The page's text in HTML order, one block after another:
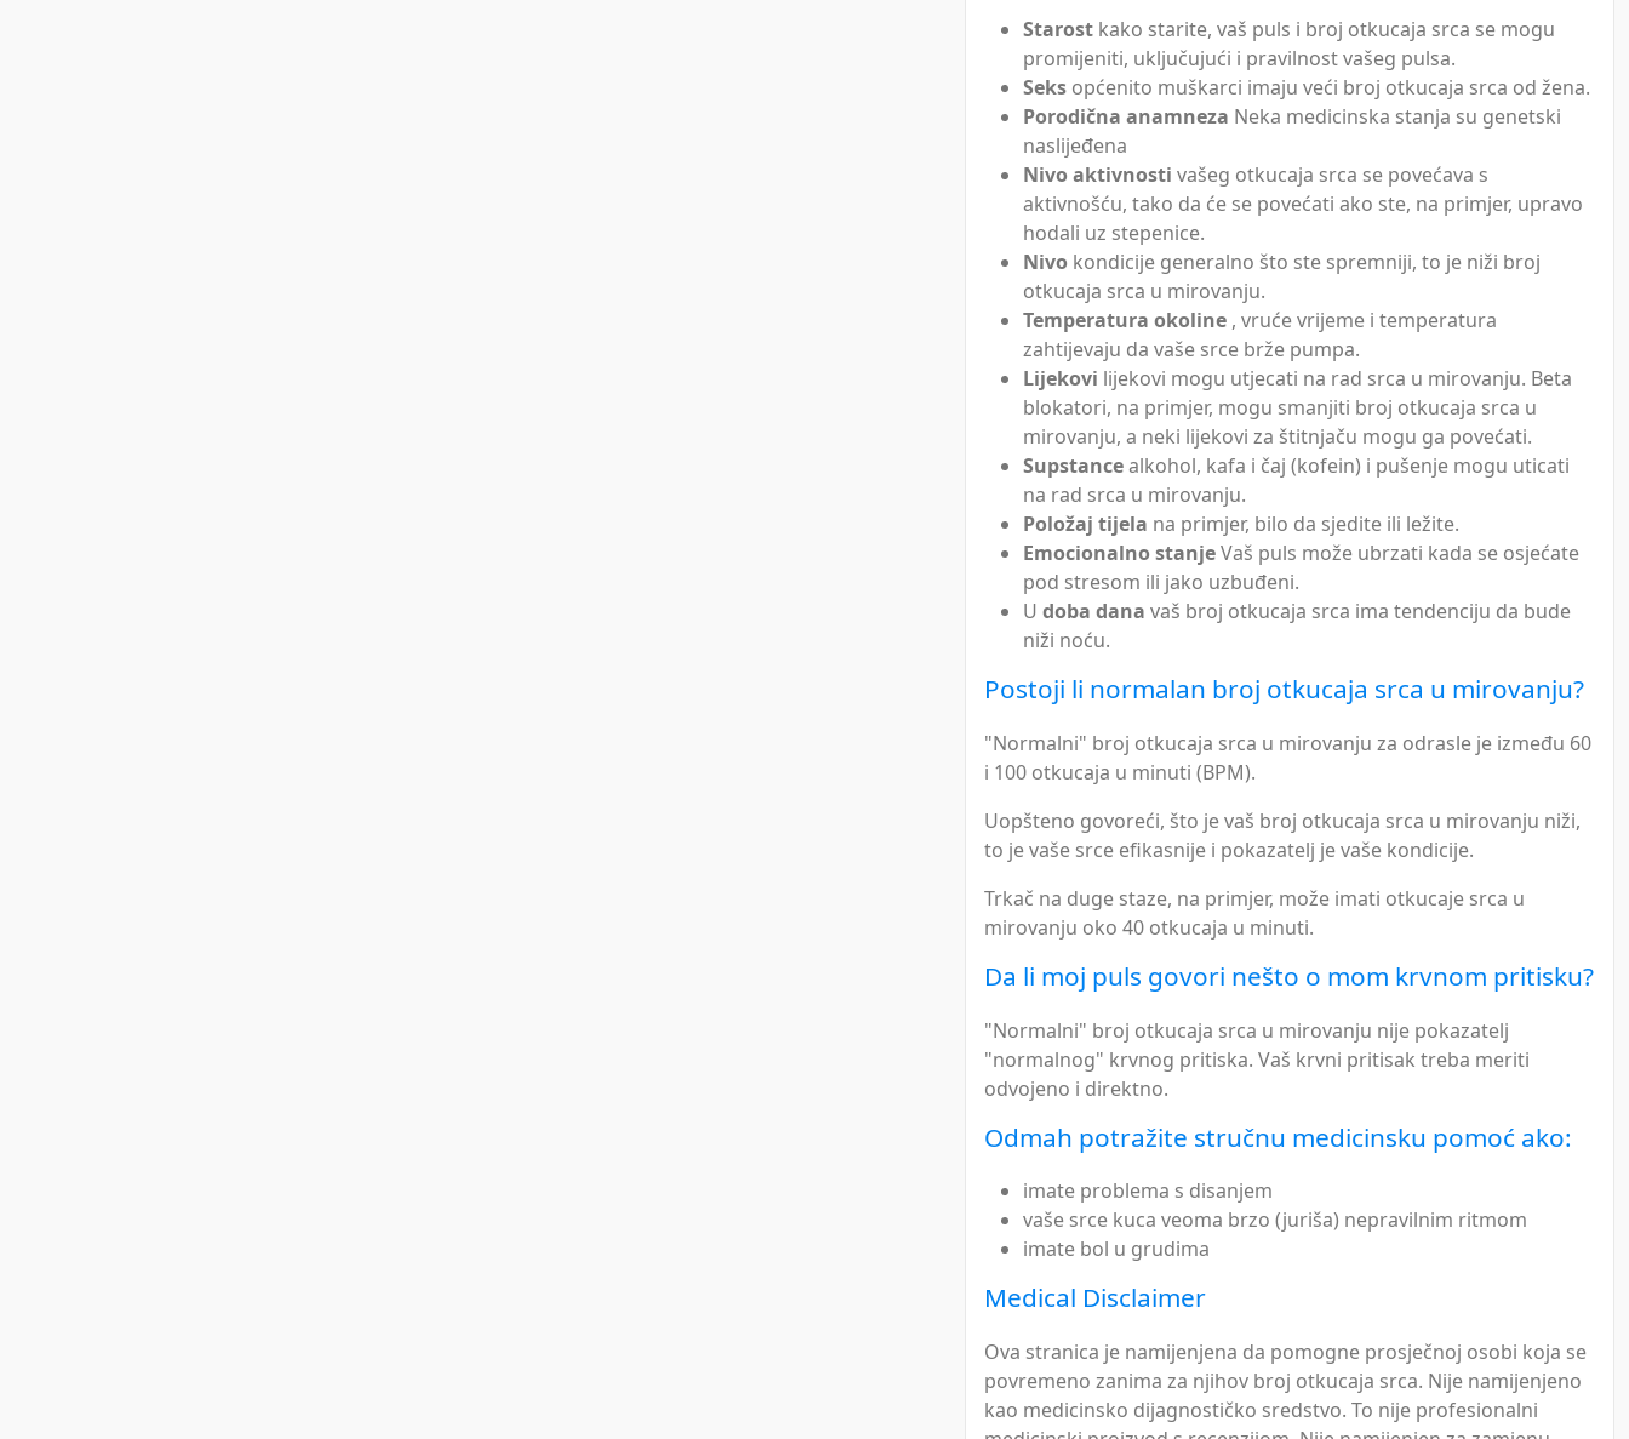
Starost kako starite, vaš puls i broj otkucaja srca se mogu
promijeniti, uključujući i pravilnost vašeg pulsa.
Seks općenito muškarci imaju veći broj otkucaja srca od žena.
Porodična anamneza Neka medicinska stanja su genetski
naslijeđena
Nivo aktivnosti vašeg otkucaja srca se povećava s
aktivnošću, tako da će se povećati ako ste, na primjer, upravo
hodali uz stepenice.
Nivo kondicije generalno što ste spremniji, to je niži broj
otkucaja srca u mirovanju.
Temperatura okoline , vruće vrijeme i temperatura
zahtijevaju da vaše srce brže pumpa.
Lijekovi lijekovi mogu utjecati na rad srca u mirovanju. Beta
blokatori, na primjer, mogu smanjiti broj otkucaja srca u
mirovanju, a neki lijekovi za štitnjaču mogu ga povećati.
Supstancealkohol, kafa i čaj (kofein) i pušenje mogu uticati
na rad srca u mirovanju.
Položaj tijela na primjer, bilo da sjedite ili ležite.
Emocionalno stanjeVaš puls može ubrzati kada se osjećate
pod stresom ili jako uzbuđeni.
U doba dana vaš broj otkucaja srca ima tendenciju da bude
niži noću.
Postoji li normalan broj otkucaja srca u mirovanju?
"Normalni" broj otkucaja srca u mirovanju za odrasle je između 60
i 100 otkucaja u minuti (BPM).
Uopšteno govoreći, što je vaš broj otkucaja srca u mirovanju niži,
to je vaše srce efikasnije i pokazatelj je vaše kondicije.
Trkač na duge staze, na primjer, može imati otkucaje srca u
mirovanju oko 40 otkucaja u minuti.
Da li moj puls govori nešto o mom krvnom pritisku?
"Normalni" broj otkucaja srca u mirovanju nije pokazatelj
"normalnog" krvnog pritiska. Vaš krvni pritisak treba meriti
odvojeno i direktno.
Odmah potražite stručnu medicinsku pomoć ako:
imate problema s disanjem
vaše srce kuca veoma brzo (juriša) nepravilnim ritmom
imate bol u grudima
Medical Disclaimer
Ova stranica je namijenjena da pomogne prosječnoj osobi koja se
povremeno zanima za njihov broj otkucaja srca. Nije namijenjeno
kao medicinsko dijagnostičko sredstvo. To nije profesionalni